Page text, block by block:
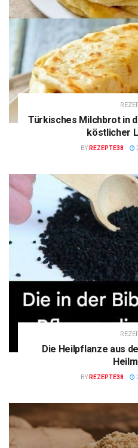
Türkisches Milchbrot in
köstlicher
BY REZEPTE38
Die Heilpflanze aus
BY REZEPTE38